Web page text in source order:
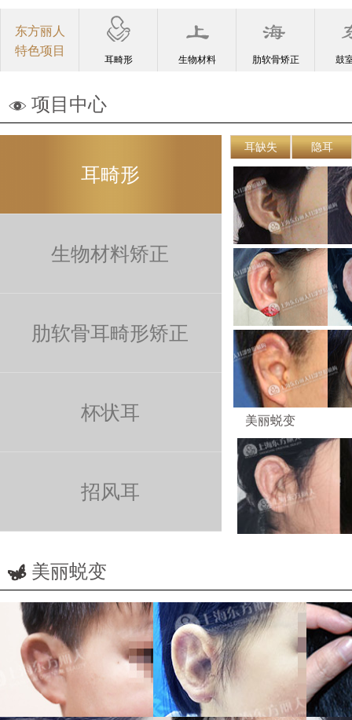
东方丽人
特色项目
耳畸形 生物材料 肋软骨矫正 鼓
项目中心
耳畸形
生物材料矫正
肋软骨耳畸形矫正
杯状耳
招风耳
耳缺失 隐耳
刘宏建
医生
美丽蜕变
美丽蜕变